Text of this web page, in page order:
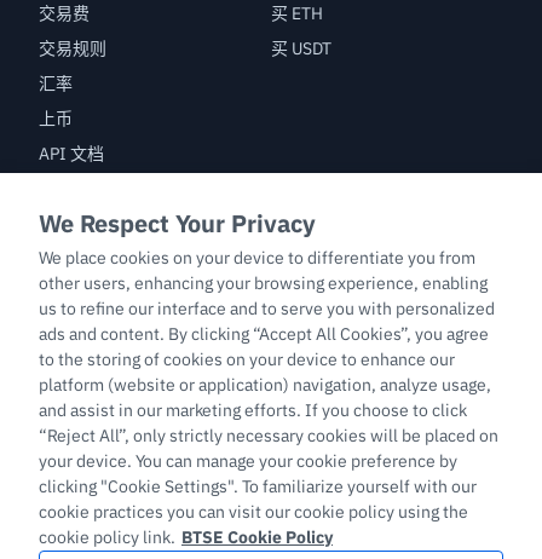
交易费
交易规则
汇率
上币
API 文档
买 ETH
买 USDT
交易
BTC/USDT
ETH/USDT
BTC-PERP
ETH-PERP
LTC-PERP